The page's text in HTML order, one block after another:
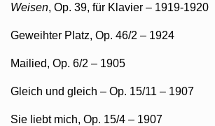
Weisen, Op. 39, für Klavier – 1919-1920
Geweihter Platz, Op. 46/2 – 1924
Mailied, Op. 6/2 – 1905
Gleich und gleich – Op. 15/11 – 1907
Sie liebt mich, Op. 15/4 – 1907